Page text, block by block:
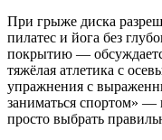
При грыже диска
пилатес и йога без
покрытию —
тяжёлая атлетика с
упражнения с
заниматься спортом»
просто выбрать